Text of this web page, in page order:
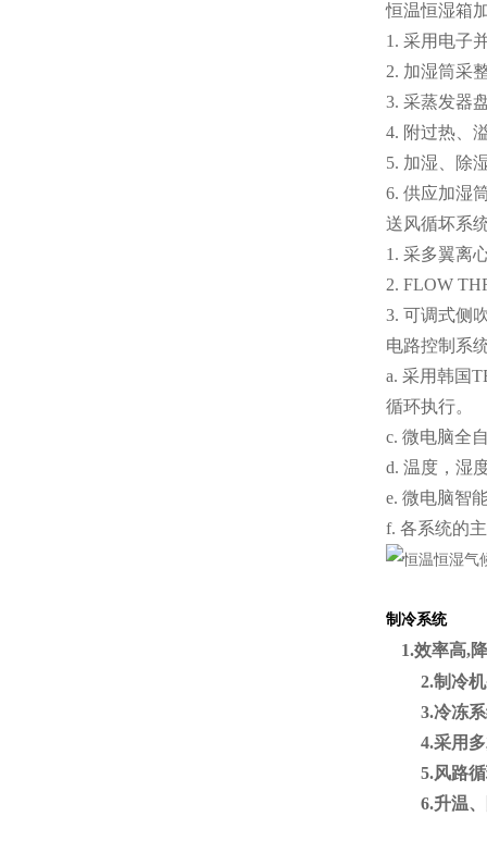
恒温恒湿箱
1. 采用电子
2. 加湿筒采
3. 采蒸发器
4. 附过热、
5. 加湿、除
6. 供应加湿
送风循坏系
1. 采多翼离
2. FLOW
3. 可调式侧
电路控制系
a. 采用韩国
循环执行。
c. 微电脑全
d. 温度，湿
e. 微电脑智
f. 各系统的
制冷系统
1.效率高,
2.制冷机
3.冷冻系
4.采用多
5.风路循环
6.升温、